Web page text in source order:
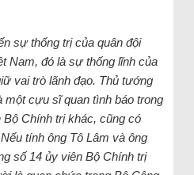
sự thống trị của quân đội
Nam, đó là sự thống lĩnh của
vai trò lãnh đạo. Thủ tướng
một cựu sĩ quan tình báo trong
Chính trị khác, cũng có
tính ông Tô Lâm và ông
số 14 ủy viên Bộ Chính trị